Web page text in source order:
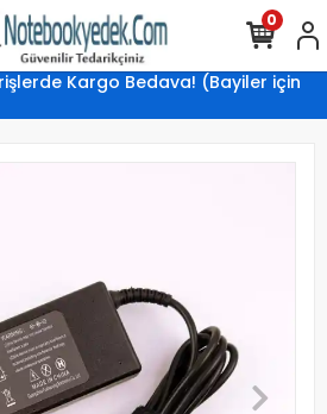
Kargo Bedava! (Bayiler için
0